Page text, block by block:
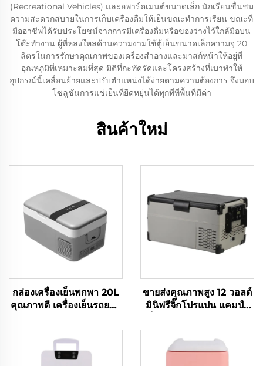
(Recreational Vehicles) และอพาร์ตเมนต์ขนาดเล็ก นักเรียนชื่นชม
ความสะดวกสบายในการเก็บเครื่องดื่มให้เย็นขณะทำการเรียน ขณะที่
มืออาชีพได้รับประโยชน์จากการมีเครื่องดื่มหรือของว่างไว้ใกล้มือบน
โต๊ะทำงาน ผู้ที่หลงใหลด้านความงามใช้ตู้เย็นขนาดเล็กความจุ 20
ลิตรในการรักษาคุณภาพของเครื่องสำอางและมาสก์หน้าให้อยู่ที่
อุณหภูมิที่เหมาะสมที่สุด มิติที่กะทัดรัดและโครงสร้างที่เบาทำให้
อุปกรณ์นี้เคลื่อนย้ายและปรับตำแหน่งได้ง่ายตามความต้องการ จึงมอบ
โซลูชันการแช่เย็นที่ยืดหยุ่นได้ทุกที่ที่พื้นที่มีค่า
สินค้าใหม่
กล่องเครื่องเย็นพกพา 20L
คุณภาพดี เครื่องเย็นรถยนต์
และการเดินทาง
ขายส่งคุณภาพสูง 12 วอลต์
มินิฟรีจิ๊กโปรแปน แคมป์ตู้
เย็น เครื่องเย็นพกพา